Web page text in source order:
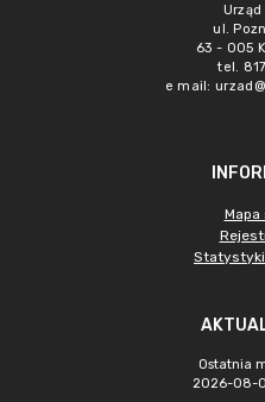
ul.
63 - 005
tel.
e mail:
Ostatnia
2026-08-